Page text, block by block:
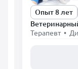
Опыт 8 лет
Терапевт •